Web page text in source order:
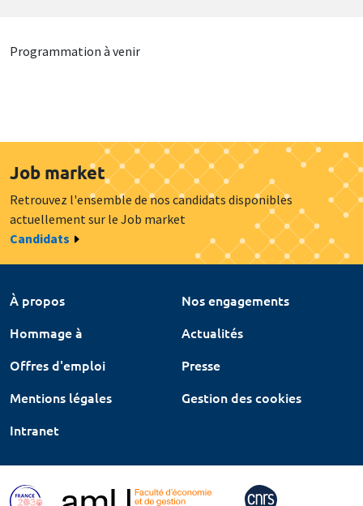
Programmation à venir
Job market
Retrouvez l'ensemble de nos candidats disponibles
actuellement sur le Job market
Candidats
À propos
Nos engagements
Hommage à
Actualités
Offres d'emploi
Presse
Mentions légales
Gestion des cookies
Intranet